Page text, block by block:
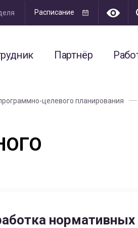
Расписание
Партнёр
целевого планирования
нормативных